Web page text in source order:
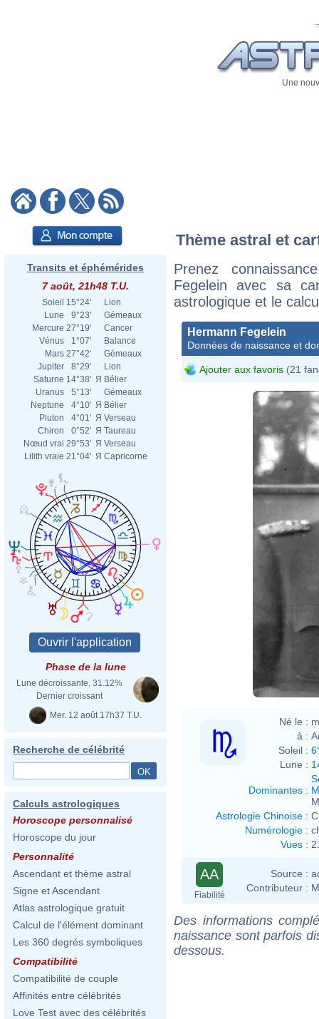
Une
Transits et éphémérides
7 août, 21h48 T.U.
Soleil 15°24'
Lion
Lune
9°23'
Gémeaux
Mercure 27°19'
Cancer
Vénus
1°07'
Balance
Mars 27°42'
Gémeaux
Jupiter
8°29'
Lion
Saturne 14°38' Я Bélier
Uranus
5°13'
Gémeaux
Neptune
4°10' Я Bélier
Pluton
4°01' Я Verseau
Chiron
0°52' Я Taureau
Nœud vrai 29°53' Я Verseau
Lilith vraie 21°04' Я Capricorne
Phase de la lune
Lune décroissante, 31.12%
Dernier croissant
Mer. 12 août 17h37 T.U.
Recherche de célébrité
Calculs astrologiques
Horoscope personnalisé
Horoscope du jour
Personnalité
Ascendant et thème astral
Signe et Ascendant
Atlas astrologique gratuit
Calcul de l'élément dominant
Les 360 degrés symboliques
Compatibilité
Compatibilité de couple
Affinités entre célébrités
Love Test avec des célébrités
Thème astral et
Prenez
Fegelein avec sa
astrologique et le
Hermann Fegelein
Données de naissance et
Ajouter aux favoris (21
Né le :
à :
Soleil :
Lune :
Dominantes :
Astrologie Chinoise :
Numérologie :
Vues :
AA
Fiabilité
Source :
Contributeur :
Des informations
naissance sont parfois
dessous.